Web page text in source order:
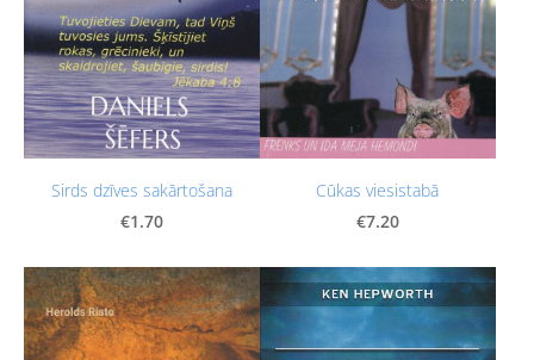
Sirds dzīves sakārtošana
€1.70
Cūkas viesistabā
€7.20